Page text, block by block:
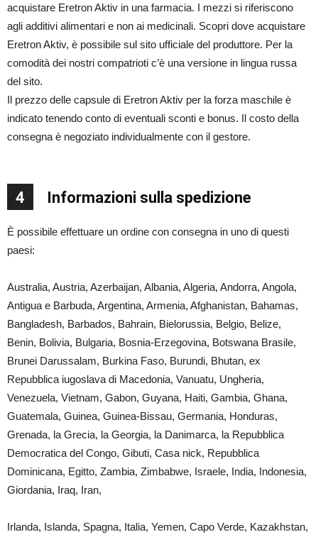
acquistare Eretron Aktiv in una farmacia. I mezzi si riferiscono
agli additivi alimentari e non ai medicinali. Scopri dove acquistare
Eretron Aktiv, è possibile sul sito ufficiale del produttore. Per la
comodità dei nostri compatrioti c’è una versione in lingua russa
del sito.
Il prezzo delle capsule di Eretron Aktiv per la forza maschile è
indicato tenendo conto di eventuali sconti e bonus. Il costo della
consegna è negoziato individualmente con il gestore.
4 Informazioni sulla spedizione
È possibile effettuare un ordine con consegna in uno di questi
paesi:
Australia, Austria, Azerbaijan, Albania, Algeria, Andorra, Angola,
Antigua e Barbuda, Argentina, Armenia, Afghanistan, Bahamas,
Bangladesh, Barbados, Bahrain, Bielorussia, Belgio, Belize,
Benin, Bolivia, Bulgaria, Bosnia-Erzegovina, Botswana Brasile,
Brunei Darussalam, Burkina Faso, Burundi, Bhutan, ex
Repubblica iugoslava di Macedonia, Vanuatu, Ungheria,
Venezuela, Vietnam, Gabon, Guyana, Haiti, Gambia, Ghana,
Guatemala, Guinea, Guinea-Bissau, Germania, Honduras,
Grenada, la Grecia, la Georgia, la Danimarca, la Repubblica
Democratica del Congo, Gibuti, Casa nick, Repubblica
Dominicana, Egitto, Zambia, Zimbabwe, Israele, India, Indonesia,
Giordania, Iraq, Iran,
Irlanda, Islanda, Spagna, Italia, Yemen, Capo Verde, Kazakhstan,